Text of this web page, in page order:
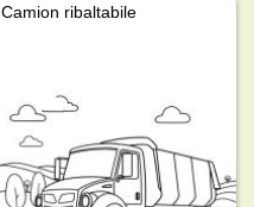
Camion ribaltabile